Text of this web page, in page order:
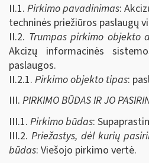
II.1. Pirkimo pavadinimas:
techninės priežiūros paslaugų
II.2. Trumpas pirkimo objekto
Akcizų informacinės
paslaugos.
II.2.1. Pirkimo objekto tipas:
III. PIRKIMO BŪDAS IR JO
III.1. Pirkimo būdas:
III.2. Priežastys, dėl kurių
būdas: Viešojo pirkimo vertė.